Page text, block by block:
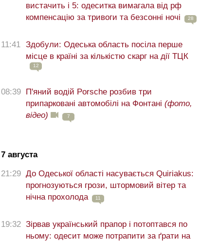
вистачить і 5: одеситка вимагала від рф
компенсацію за тривоги та безсонні ночі
28
11:41
Здобули: Одеська область посіла перше
місце в країні за кількістю скарг на дії ТЦК
12
08:39 П'яний водій Porsche розбив три
припарковані автомобілі на Фонтані (фото,
відео)
7
7 августа
21:29 До Одеської області насувається Quiriakus:
прогнозуються грози, штормовий вітер та
нічна прохолода
11
19:32 Зірвав український прапор і потоптався по
ньому: одесит може потрапити за ґрати на